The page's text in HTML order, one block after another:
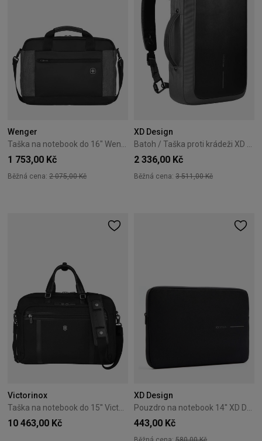
Wenger
1 753,00 Kč
Běžná cena: 2 075,00 Kč
XD Design
2 336,00 Kč
Běžná cena: 3 511,00 Kč
Victorinox
Taška na notebook do 15'' Victorinox Werks Pro Cordura Black
10 463,00 Kč
XD Design
Pouzdro na notebook 14'' XD Design Sleeve - Černé
443,00 Kč